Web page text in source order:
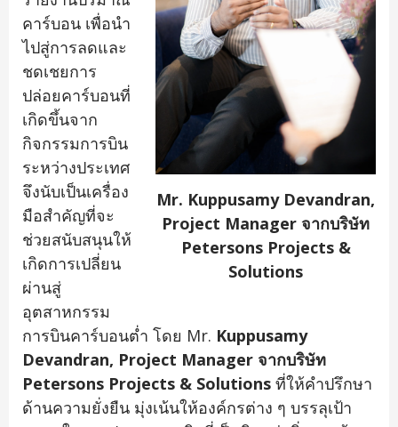
Mr. Kuppusamy Devandran,
Project Manager จากบริษัท
Petersons Projects &
Solutions
คาร์บอน เพื่อนำ
ไปสู่การลดและ
ชดเชยการ
ปล่อยคาร์บอนที่
เกิดขึ้นจาก
กิจกรรมการบิน
ระหว่างประเทศ
จึงนับเป็นเครื่อง
มือสำคัญที่จะ
ช่วยสนับสนุนให้
เกิดการเปลี่ยน
ผ่านสู่
อุตสาหกรรม
การบินคาร์บอนต่ำ โดย Mr. Kuppusamy
Devandran, Project Manager จากบริษัท
Petersons Projects & Solutions ที่ให้คำปรึกษา
ด้านความยั่งยืน มุ่งเน้นให้องค์กรต่าง ๆ บรรลุเป้า